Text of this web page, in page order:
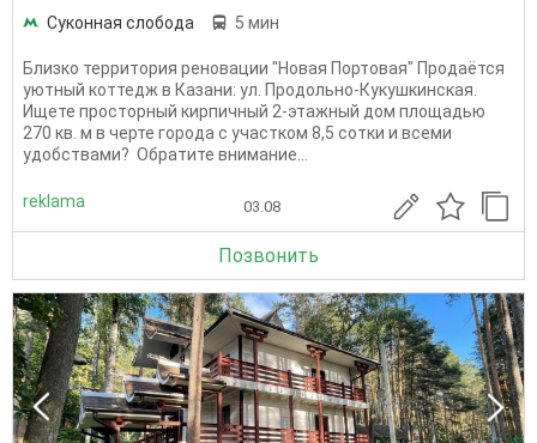
Суконная слобода
5 мин
Близко территория реновации "Новая Портовая" Продаётся
уютный коттедж в Казани: ул. Продольно‑Кукушкинская.
Ищете просторный кирпичный 2-этажный дом площадью
270 кв. м в черте города с участком 8,5 сотки и всеми
удобствами? Обратите внимание...
reklama 03.08
Позвонить